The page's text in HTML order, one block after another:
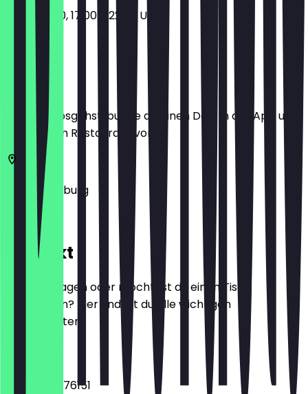
11:00 - 15:00, 17:00 - 22:00 Uhr
Bevor du losgehst, buche dir einen Deal in der App und
zeige ihn im Restaurant vor.
47441 Duisburg
Kastell 1C
Kontakt
Hast du Fragen oder möchtest du einen Tisch
reservieren? Hier findest du alle wichtigen
Kontaktdaten.
+4917663076151